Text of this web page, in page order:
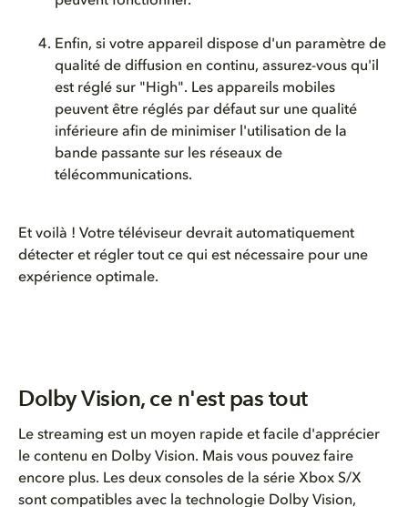
Enfin, si votre appareil dispose d'un paramètre de
qualité de diffusion en continu, assurez-vous qu'il
est réglé sur " High". Les appareils mobiles
peuvent être réglés par défaut sur une qualité
inférieure afin de minimiser l'utilisation de la
bande passante sur les réseaux de
télécommunications.
Et voilà ! Votre téléviseur devrait automatiquement
détecter et régler tout ce qui est nécessaire pour une
expérience optimale.
Dolby Vision, ce n'est pas tout
Le streaming est un moyen rapide et facile d'apprécier
le contenu en Dolby Vision. Mais vous pouvez faire
encore plus. Les deux consoles de la série Xbox S/X
sont compatibles avec la technologie Dolby Vision,